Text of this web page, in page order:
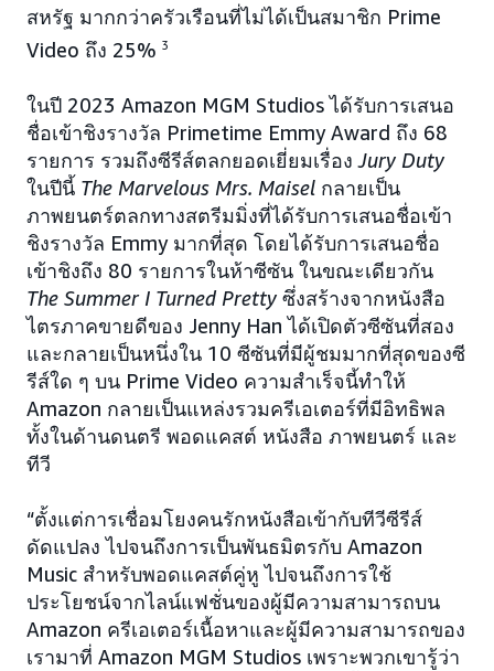
สหรัฐ มากกว่าครัวเรือนที่ไม่ได้เป็นสมาชิก Prime
Video ถึง 25% 3
ในปี 2023 Amazon MGM Studios ได้รับการเสนอ
ชื่อเข้าชิงรางวัล Primetime Emmy Award ถึง 68
รายการ รวมถึงซีรีส์ตลกยอดเยี่ยมเรื่องJury Duty
ในปีนี้ The Marvelous Mrs. Maisel กลายเป็น
ภาพยนตร์ตลกทางสตรีมมิ่งที่ได้รับการเสนอชื่อเข้า
ชิงรางวัล Emmy มากที่สุด โดยได้รับการเสนอชื่อ
เข้าชิงถึง 80 รายการในห้าซีซัน ในขณะเดียวกัน
The Summer I Turned Pretty ซึ่งสร้างจากหนังสือ
ไตรภาคขายดีของ Jenny Han ได้เปิดตัวซีซันที่สอง
และกลายเป็นหนึ่งใน 10 ซีซันที่มีผู้ชมมากที่สุดของซี
รีส์ใด ๆ บน Prime Video ความสำเร็จนี้ทำให้
Amazon กลายเป็นแหล่งรวมครีเอเตอร์ที่มีอิทธิพล
ทั้งในด้านดนตรี พอดแคสต์ หนังสือ ภาพยนตร์ และ
ทีวี
“ตั้งแต่การเชื่อมโยงคนรักหนังสือเข้ากับทีวีซีรีส์
ดัดแปลง ไปจนถึงการเป็นพันธมิตรกับ Amazon
Music สำหรับพอดแคสต์คู่หู ไปจนถึงการใช้
ประโยชน์จากไลน์แฟชั่นของผู้มีความสามารถบน
Amazon ครีเอเตอร์เนื้อหาและผู้มีความสามารถของ
เรามาที่ Amazon MGM Studios เพราะพวกเขารู้ว่า